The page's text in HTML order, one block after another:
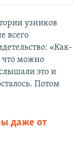
узников
всего
«Как-
что можно
это и
Потом
даже от